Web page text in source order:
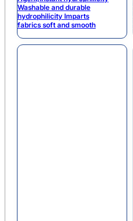
Washable and durable
hydrophilicity Imparts
fabrics soft and smooth